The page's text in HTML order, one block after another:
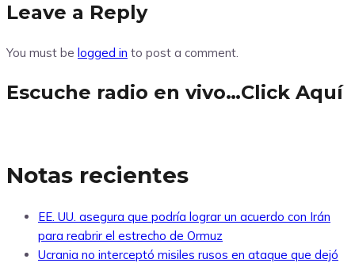
Leave a Reply
You must be logged in to post a comment.
Escuche radio en vivo…Click Aquí
Notas recientes
EE. UU. asegura que podría lograr un acuerdo con Irán
para reabrir el estrecho de Ormuz
Ucrania no interceptó misiles rusos en ataque que dejó